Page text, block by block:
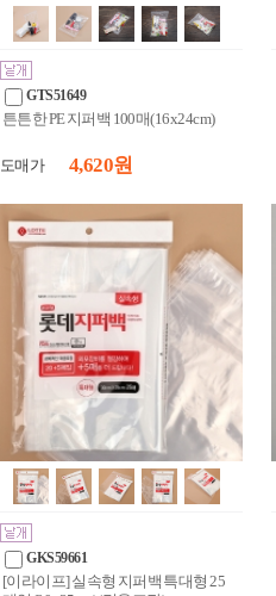
GTS51649
튼튼한 PE 지퍼백 100매(16x24cm)
도매가 4,620 원
GKS59661
[이라이프] 실속형 지퍼백 특대형 25